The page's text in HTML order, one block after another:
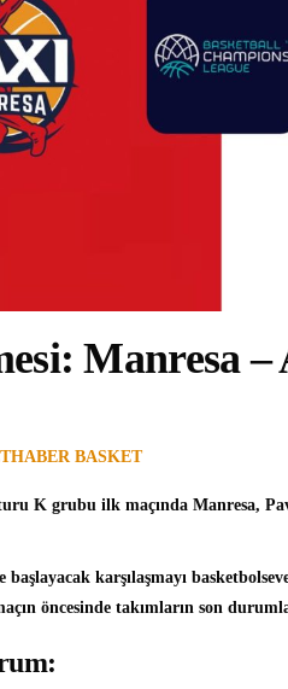
Manresa
BASKET
K grubu ilk maçında Manresa,
başlayacak karşılaşmayı
öncesinde takımların son